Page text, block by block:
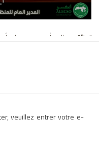
تهنئة معالي أ.د محمد ولد
veuillez entrer votre e-